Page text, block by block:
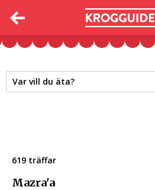
Var vill du äta?
619 träffar
Mazra'a